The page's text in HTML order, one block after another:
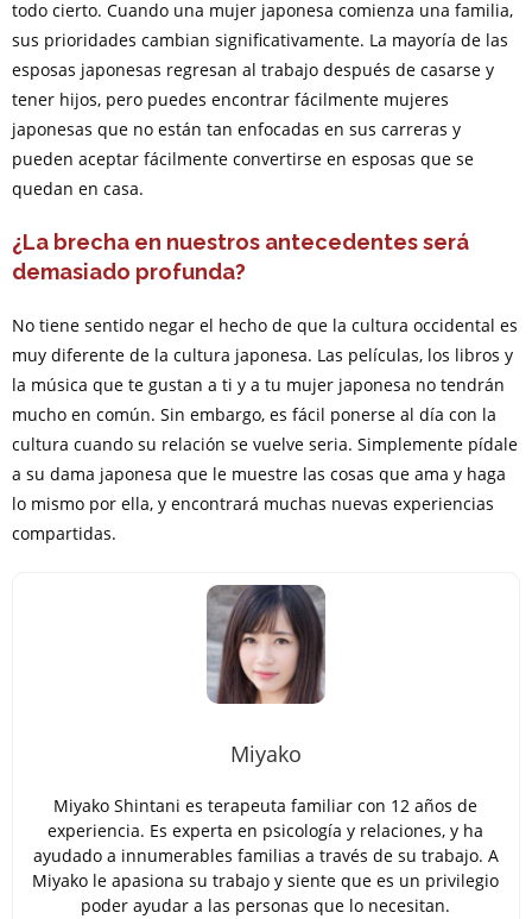
todo cierto. Cuando una mujer japonesa comienza una familia,
sus prioridades cambian significativamente. La mayoría de las
esposas japonesas regresan al trabajo después de casarse y
tener hijos, pero puedes encontrar fácilmente mujeres
japonesas que no están tan enfocadas en sus carreras y
pueden aceptar fácilmente convertirse en esposas que se
quedan en casa.
¿La brecha en nuestros antecedentes será
demasiado profunda?
No tiene sentido negar el hecho de que la cultura occidental es
muy diferente de la cultura japonesa. Las películas, los libros y
la música que te gustan a ti y a tu mujer japonesa no tendrán
mucho en común. Sin embargo, es fácil ponerse al día con la
cultura cuando su relación se vuelve seria. Simplemente pídale
a su dama japonesa que le muestre las cosas que ama y haga
lo mismo por ella, y encontrará muchas nuevas experiencias
compartidas.
Miyako
Miyako Shintani es terapeuta familiar con 12 años de
experiencia. Es experta en psicología y relaciones, y ha
ayudado a innumerables familias a través de su trabajo. A
Miyako le apasiona su trabajo y siente que es un privilegio
poder ayudar a las personas que lo necesitan.